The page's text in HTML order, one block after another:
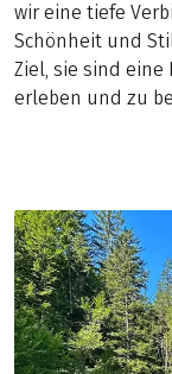
wir eine tiefe
Schönheit und
Ziel, sie sind eine
erleben und zu